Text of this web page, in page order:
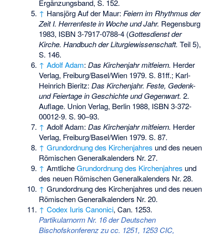
Ergänzungsband, S. 152.
↑ Hansjörg Auf der Maur: Feiern im Rhythmus der
Zeit I. Herrenfeste in Woche und Jahr. Regensburg
1983, ISBN 3-7917-0788-4 (Gottesdienst der
Kirche. Handbuch der Liturgiewissenschaft. Teil 5),
S. 146.
↑ Adolf Adam:Das Kirchenjahr mitfeiern. Herder
Verlag, Freiburg/Basel/Wien 1979. S. 81ff.; Karl-
Heinrich Bieritz:Das Kirchenjahr. Feste, Gedenk-
und Feiertage in Geschichte und Gegenwart. 2.
Auflage. Union Verlag, Berlin 1988, ISBN 3-372-
00012-9. S. 90–93.
↑ Adolf Adam:Das Kirchenjahr mitfeiern. Herder
Verlag, Freiburg/Basel/Wien 1979. S. 87.
↑ Grundordnung des Kirchenjahres und des neuen
Römischen Generalkalenders Nr. 27.
↑ AmtlicheGrundordnung des Kirchenjahres und
des neuen Römischen Generalkalenders Nr. 28.
↑ Grundordnung des Kirchenjahres und des neuen
Römischen Generalkalenders Nr. 20.
↑ Codex Iuris Canonici, Can. 1253.
Partikularnorm Nr. 16 der Deutschen
Bischofskonferenz zu cc. 1251, 1253 CIC,